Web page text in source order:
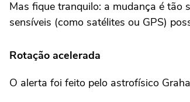
Mas fique tranquilo: a mudança é tão
sensíveis (como satélites ou GPS)
Rotação acelerada
O alerta foi feito pelo astrofísico